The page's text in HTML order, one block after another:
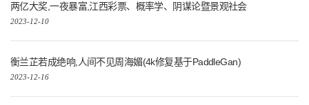
两亿大奖,一夜暴富,江西彩票、概率学、阴谋论暨景观社会
2023-12-10
衡兰芷若成绝响,人间不见周海媚(4k修复基于PaddleGan)
2023-12-16